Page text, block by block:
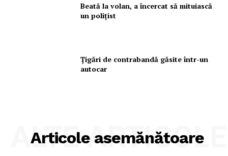
Beată la volan, a încercat să mituiască
un poliţist
Ţigări de contrabandă găsite într-un
autocar
Articole asemănătoare
ALTE ARTICOLE